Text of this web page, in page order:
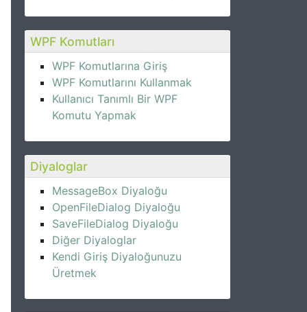
WPF Komutları
WPF Komutlarına Giriş
WPF Komutlarını Kullanmak
Kullanıcı Tanımlı Bir WPF
Komutu Yapmak
Diyaloglar
MessageBox Diyaloğu
OpenFileDialog Diyaloğu
SaveFileDialog Diyaloğu
Diğer Diyaloglar
Kendi Giriş Diyaloğunuzu
Üretmek